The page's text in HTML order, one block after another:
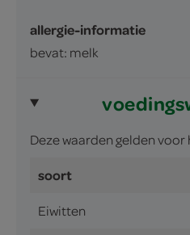
allergie-informatie
bevat: melk
Deze waarden gelden
soort
Eiwitten